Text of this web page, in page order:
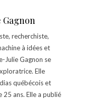
recherchiste,
à idées et
Julie Gagnon se
Elle
québécois et
ans. Elle a publié